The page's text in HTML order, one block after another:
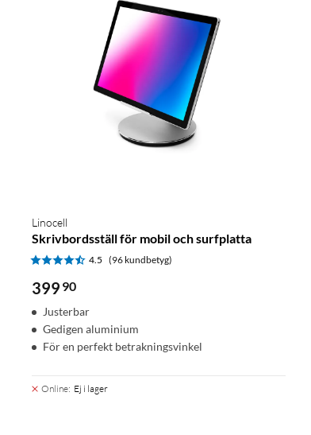
Linocell
Skrivbordsställ för mobil och surfplatta
4.5 (96 kundbetyg)
399 90
Justerbar
Gedigen aluminium
För en perfekt betrakningsvinkel
Online: Ej i lager